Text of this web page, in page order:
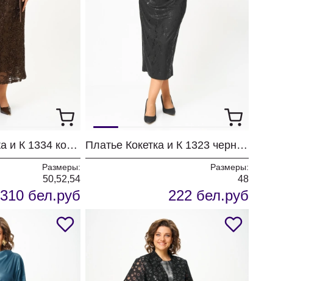
Комплект Кокетка и К 1334 коричневый
Размеры:
50,52,54
310 бел.руб
Платье Кокетка и К 1323 черный
Размеры:
48
222 бел.руб